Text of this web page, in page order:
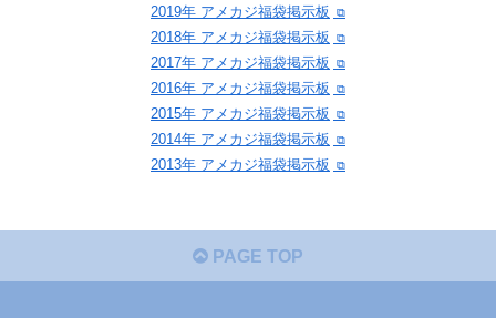
2019年 アメカジ福袋掲示板
2018年 アメカジ福袋掲示板
2017年 アメカジ福袋掲示板
2016年 アメカジ福袋掲示板
2015年 アメカジ福袋掲示板
2014年 アメカジ福袋掲示板
2013年 アメカジ福袋掲示板
PAGE TOP